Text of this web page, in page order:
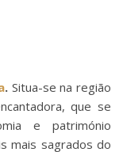
. Situa-se na região
que se
e património
mais sagrados do